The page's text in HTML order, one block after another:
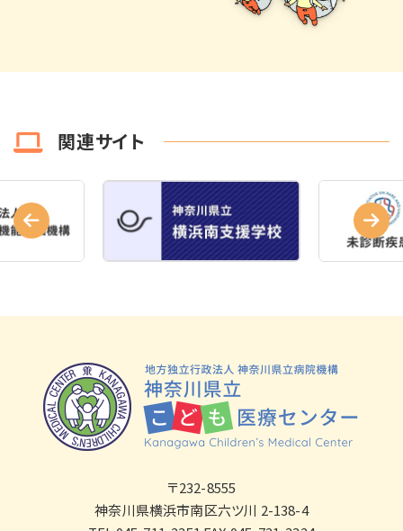
関連サイト
〒232-8555
神奈川県横浜市南区六ツ川 2-138-4